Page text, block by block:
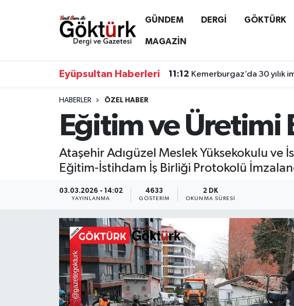
GÜNDEM DERGİ GÖKTÜRK
MAGAZİN
Eyüpsultan Haberleri 11:12 Kemerburgaz’da 30 yılık
HABERLER ÖZEL HABER
Eğitim ve Üretimi
Ataşehir Adıgüzel Meslek Yüksekokulu ve
Eğitim-İstihdam İş Birliği Protokolü
03.03.2026 - 14:02
YAYINLANMA
4633
GÖSTERIM
2 DK
OKUNMA SÜRESI
Anne Çocuk
EKONOMİ
GÜNDEM
KEMERBURGAZ
KÜLTÜR - SANAT
MAGAZİN
Eyüpsultan Hava Durumu
Tüm Manşetler
Son Dakika Haberleri
Haber Arşivi